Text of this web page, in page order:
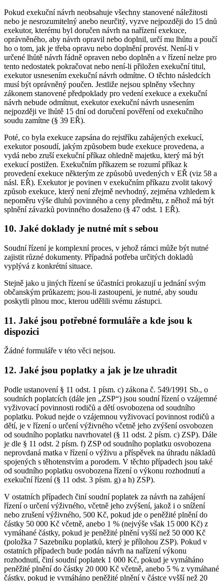
Pokud exekuční návrh neobsahuje všechny stanovené náležitosti
nebo je nesrozumitelný anebo neurčitý, vyzve nejpozději do 15 dnů
exekutor, kterému byl doručen návrh na nařízení exekuce,
oprávněného, aby návrh opravil nebo doplnil, určí mu lhůtu a poučí
ho o tom, jak je třeba opravu nebo doplnění provést. Není-li v
určené lhůtě návrh řádně opraven nebo doplněn a v řízení nelze pro
tento nedostatek pokračovat nebo není-li přiložen exekuční titul,
exekutor usnesením exekuční návrh odmítne. O těchto následcích
musí být oprávněný poučen. Jestliže nejsou splněny všechny
zákonem stanovené předpoklady pro vedení exekuce a exekuční
návrh nebude odmítnut, exekutor exekuční návrh usnesením
nejpozději ve lhůtě 15 dní od doručení pověření od exekučního
soudu zamítne (§ 39 EŘ).
Poté, co byla exekuce zapsána do rejstříku zahájených exekucí,
exekutor posoudí, jakým způsobem bude exekuce provedena, a
vydá nebo zruší exekuční příkaz ohledně majetku, který má být
exekucí postižen. Exekučním příkazem se rozumí příkaz k
provedení exekuce některým ze způsobů uvedených v EŘ (viz 58 a
násl. EŘ). Exekutor je povinen v exekučním příkazu zvolit takový
způsob exekuce, který není zřejmě nevhodný, zejména vzhledem k
nepoměru výše dluhů povinného a ceny předmětu, z něhož má být
splnění závazků povinného dosaženo (§ 47 odst. 1 EŘ).
10. Jaké doklady je nutné mít s sebou
Soudní řízení je komplexní proces, v jehož rámci může být nutné
zajistit různé dokumenty. Případná potřeba určitých dokladů
vyplývá z konkrétní situace.
Stejně jako u jiných řízení se účastníci prokazují u jednání svým
občanským průkazem; jsou-li zastoupeni, je nutné, aby soudu
poskytli plnou moc, kterou udělili svému zástupci.
11. Jaké jsou potřebné formuláře a kde jsou k
dispozici
Žádné formuláře v této věci nejsou.
12. Jaké jsou poplatky a jak je lze uhradit
Podle ustanovení § 11 odst. 1 písm. c) zákona č. 549/1991 Sb., o
soudních poplatcích (dále jen „ZSP“) jsou soudní řízení o vzájemné
vyživovací povinnosti rodičů a dětí osvobozena od soudního
poplatku. Pokud nejde o vzájemnou vyživovací povinnost rodičů a
dětí, je v řízení o určení výživného včetně jeho zvýšení osvobozen
od soudního poplatku navrhovatel (§ 11 odst. 2 písm. c) ZSP). Dále
je dle § 11 odst. 2 písm. f) ZSP od soudního poplatku osvobozena
neprovdaná matka v řízení o výživu a příspěvek na úhradu nákladů
spojených s těhotenstvím a porodem. V těchto případech jsou také
od soudního poplatku osvobozena řízení o výkonu rozhodnutí a
exekuční řízení (§ 11 odst. 3 písm. g) a h) ZSP).
V ostatních případech činí soudní poplatek za návrh na zahájení
řízení o určení výživného, včetně jeho zvýšení, jakož i o snížení
nebo zrušení výživného, 500 Kč, pokud jde o peněžité plnění do
částky 50 000 Kč včetně, anebo 1 % (nejvýše však 15 000 Kč) z
vymáhané částky, pokud je peněžité plnění vyšší než 50 000 Kč
(položka 7 Sazebníku poplatků, který je přílohou ZSP). Pokud v
ostatních případech bude podán návrh na nařízení výkonu
rozhodnutí, činí soudní poplatek 1 000 Kč, pokud je vymáháno
peněžité plnění do částky 20 000 Kč včetně, anebo 5 % z vymáhané
částky, pokud je vymáháno peněžité plnění v částce vyšší než 20